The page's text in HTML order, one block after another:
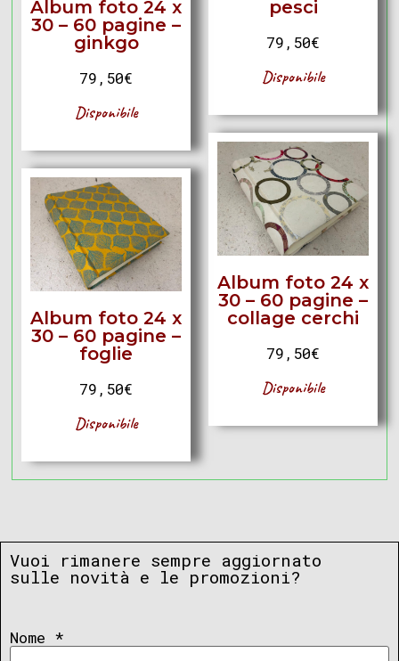
pesci
79,50€
Disponibile
Album foto 24 x
30 – 60 pagine –
ginkgo
79,50€
Disponibile
Album foto 24 x
30 – 60 pagine –
collage cerchi
79,50€
Disponibile
Album foto 24 x
30 – 60 pagine –
foglie
79,50€
Disponibile
Vuoi rimanere sempre aggiornato
sulle novità e le promozioni?
Nome *